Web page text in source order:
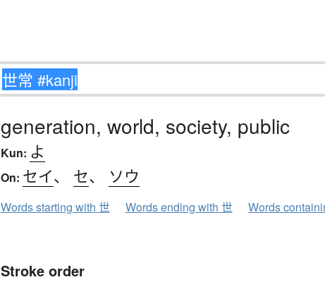
generation, world, society, public
Kun: よ
On: セイ、 セ、 ソウ
Words starting with 世 Words ending with 世 Words
Stroke order